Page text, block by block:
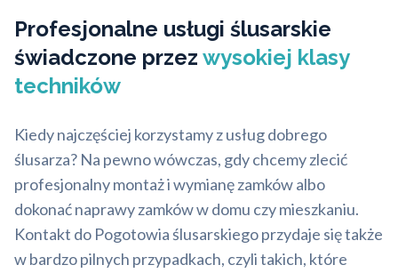
Profesjonalne usługi ślusarskie
świadczone przez wysokiej klasy
techników
Kiedy najczęściej korzystamy z usług dobrego
ślusarza? Na pewno wówczas, gdy chcemy zlecić
profesjonalny montaż i wymianę zamków albo
dokonać naprawy zamków w domu czy mieszkaniu.
Kontakt do Pogotowia ślusarskiego przydaje się także
w bardzo pilnych przypadkach, czyli takich, które